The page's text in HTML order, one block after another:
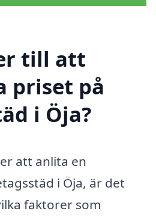
till att
priset på
i Öja?
att anlita en
i Öja, är det
faktorer som